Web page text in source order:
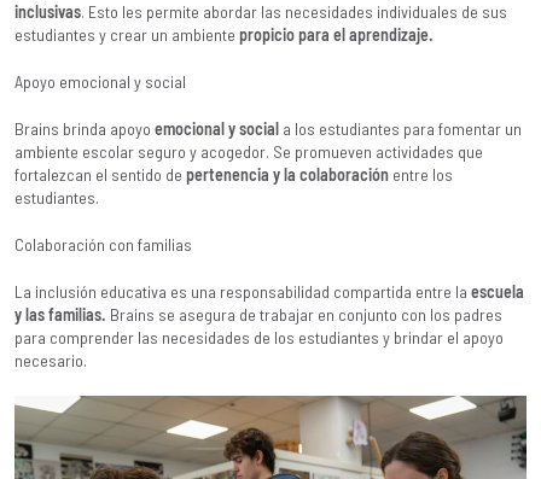
inclusivas. Esto les permite abordar las necesidades individuales de sus
estudiantes y crear un ambiente propicio para el aprendizaje.
Apoyo emocional y social
Brains brinda apoyo emocional y social a los estudiantes para fomentar un
ambiente escolar seguro y acogedor. Se promueven actividades que
fortalezcan el sentido de pertenencia y la colaboración entre los
estudiantes.
Colaboración con familias
La inclusión educativa es una responsabilidad compartida entre la escuela
y las familias. Brains se asegura de trabajar en conjunto con los padres
para comprender las necesidades de los estudiantes y brindar el apoyo
necesario.